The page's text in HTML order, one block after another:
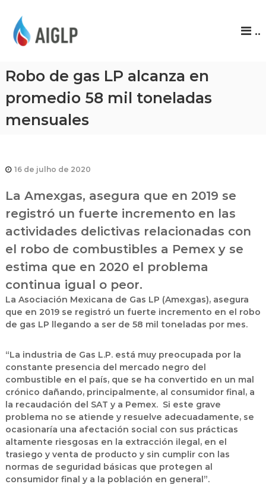
P
..
Robo de gas LP alcanza en
promedio 58 mil toneladas
mensuales
16 de julho de 2020
La Amexgas, asegura que en 2019 se
registró un fuerte incremento en las
actividades delictivas relacionadas con
el robo de combustibles a Pemex y se
estima que en 2020 el problema
continua igual o peor.
La Asociación Mexicana de Gas LP (Amexgas), asegura
que en 2019 se registró un fuerte incremento en el robo
de gas LP llegando a ser de 58 mil toneladas por mes.
“La industria de Gas L.P. está muy preocupada por la
constante presencia del mercado negro del
combustible en el país, que se ha convertido en un mal
crónico dañando, principalmente, al consumidor final, a
la recaudación del SAT y a Pemex. Si este grave
problema no se atiende y resuelve adecuadamente, se
ocasionaría una afectación social con sus prácticas
altamente riesgosas en la extracción ilegal, en el
trasiego y venta de producto y sin cumplir con las
normas de seguridad básicas que protegen al
consumidor final y a la población en general”.